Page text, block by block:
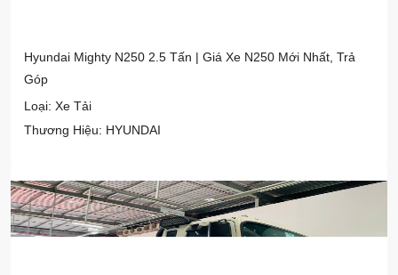
Hyundai Mighty N250 2.5 Tấn | Giá Xe N250 Mới Nhất, Trả
Góp
Loại: Xe Tải
Thương Hiệu: HYUNDAI